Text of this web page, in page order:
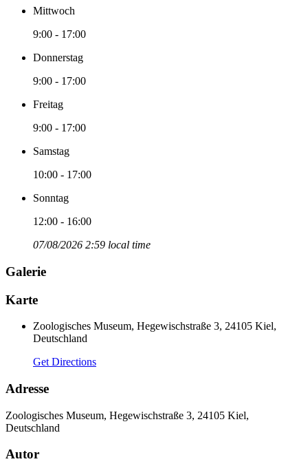
Mittwoch
9:00 - 17:00
Donnerstag
9:00 - 17:00
Freitag
9:00 - 17:00
Samstag
10:00 - 17:00
Sonntag
12:00 - 16:00
07/08/2026 2:59 local time
Galerie
Karte
Zoologisches Museum, Hegewischstraße 3, 24105 Kiel,
Deutschland
Get Directions
Adresse
Zoologisches Museum, Hegewischstraße 3, 24105 Kiel,
Deutschland
Autor